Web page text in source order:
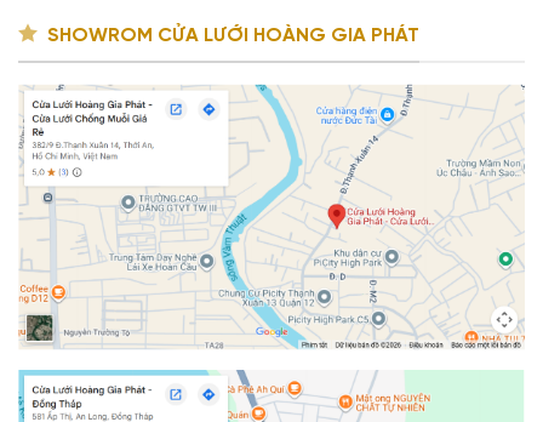
SHOWROM CỬA LƯỚI HOÀNG GIA PHÁT